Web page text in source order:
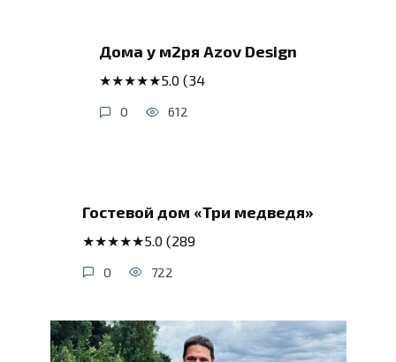
Дома у м2ря Azov Design
★★★★★5.0 (34
0 612
Гостевой дом «Три мeдведя»
★★★★★5.0 (289
0 722